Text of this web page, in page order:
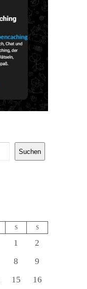
Suchen
S S
1
2
8
9
15
16